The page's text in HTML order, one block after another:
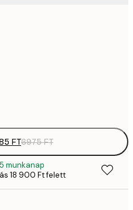
FT6975 FT
munkanap
18 900 Ft felett